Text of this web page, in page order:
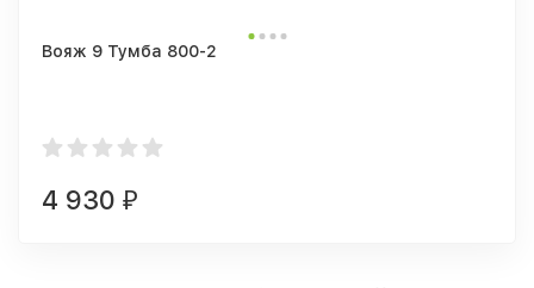
Вояж 9 Тумба 800-2
4 930 ₽